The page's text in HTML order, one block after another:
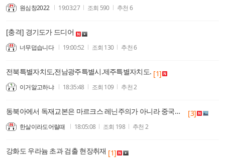
원심창2022 19:03:27 조회 590 추천 6
[충격] 경기도가 드디어
너무덥습니다 19:00:52 조회 130 추천6
전북특별자치도,전남광주특별시.제주특별자치도. [1]
이거알고하냐 18:35:48 조회 109 추천2
동북아에서 독재교본은 마르크스 레닌주의가 아니라 중국경전으로 봐야 하지 않나? [3]
한살이라도어릴때 18:05:08 조회 198 추천 2
강화도 우라늄 초과 검출 현장취재 [1]